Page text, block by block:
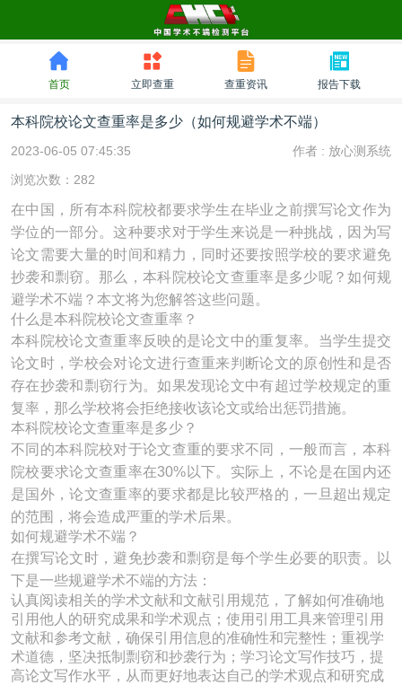
首页 立即查重 查重资讯 报告下载
本科院校论文查重率是多少（如何规避学术不端）
2023-06-05 07:45:35 作者 : 放心测系统
浏览次数：282
在中国，所有本科院校都要求学生在毕业之前撰写论文作为
学位的一部分。这种要求对于学生来说是一种挑战，因为写
论文需要大量的时间和精力，同时还要按照学校的要求避免
抄袭和剽窃。那么，本科院校论文查重率是多少呢？如何规
避学术不端？本文将为您解答这些问题。
什么是本科院校论文查重率？
本科院校论文查重率反映的是论文中的重复率。当学生提交
论文时，学校会对论文进行查重来判断论文的原创性和是否
存在抄袭和剽窃行为。如果发现论文中有超过学校规定的重
复率，那么学校将会拒绝接收该论文或给出惩罚措施。
本科院校论文查重率是多少？
不同的本科院校对于论文查重的要求不同，一般而言，本科
院校要求论文查重率在30%以下。实际上，不论是在国内还
是国外，论文查重率的要求都是比较严格的，一旦超出规定
的范围，将会造成严重的学术后果。
如何规避学术不端？
在撰写论文时，避免抄袭和剽窃是每个学生必要的职责。以
下是一些规避学术不端的方法：
认真阅读相关的学术文献和文献引用规范，了解如何准确地
引用他人的研究成果和学术观点；使用引用工具来管理引用
文献和参考文献，确保引用信息的准确性和完整性；重视学
术道德，坚决抵制剽窃和抄袭行为；学习论文写作技巧，提
高论文写作水平，从而更好地表达自己的学术观点和研究成